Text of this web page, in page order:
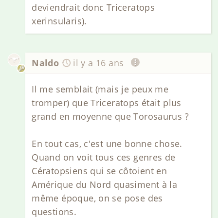
deviendrait donc Triceratops
xerinsularis).
Naldo il y a 16 ans
Il me semblait (mais je peux me
tromper) que Triceratops était plus
grand en moyenne que Torosaurus ?
En tout cas, c'est une bonne chose.
Quand on voit tous ces genres de
Cératopsiens qui se côtoient en
Amérique du Nord quasiment à la
même époque, on se pose des
questions.